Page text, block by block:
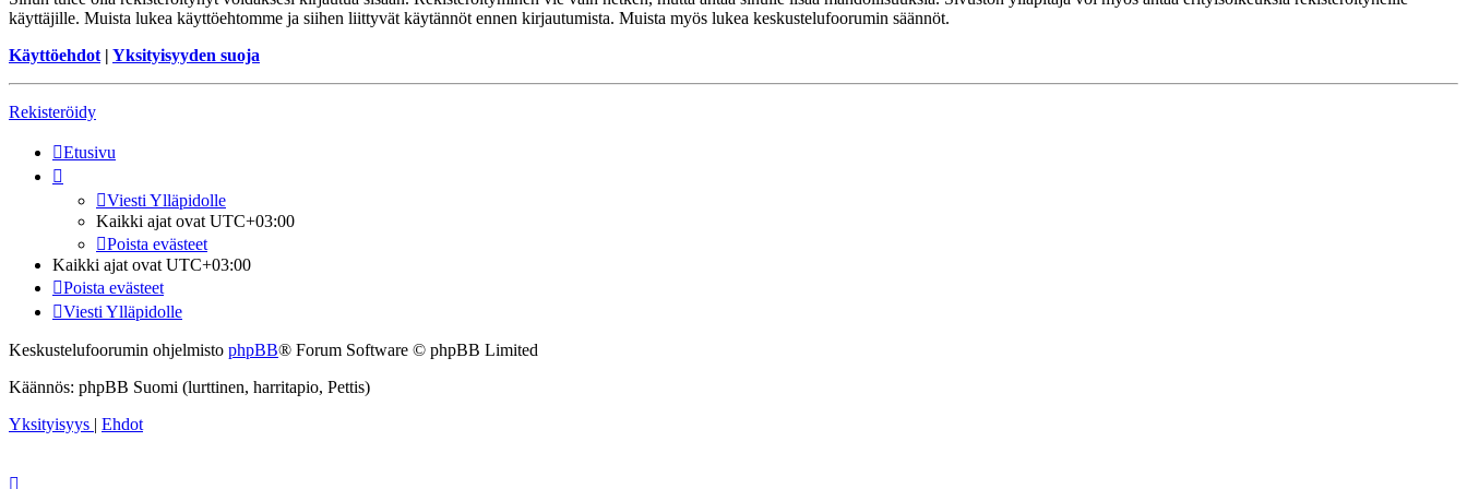
käyttäjille. Muista lukea käyttöehtomme ja siihen liittyvät käytännöt ennen kirjautumista. Muista myös lukea keskustelufoorumin säännöt.
Käyttöehdot | Yksityisyyden suoja
Rekisteröidy
Etusivu
Viesti Ylläpidolle
Kaikki ajat ovat UTC+03:00
Poista evästeet
Kaikki ajat ovat UTC+03:00
Poista evästeet
Viesti Ylläpidolle
Keskustelufoorumin ohjelmisto phpBB® Forum Software © phpBB Limited
Käännös: phpBB Suomi (lurttinen, harritapio, Pettis)
Yksityisyys | Ehdot